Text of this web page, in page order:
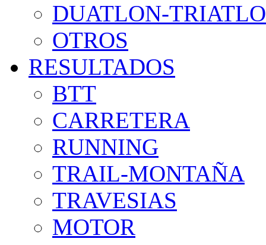
DUATLON-
OTROS
RESULTADOS
BTT
CARRETERA
RUNNING
TRAIL-MONTAÑA
TRAVESIAS
MOTOR